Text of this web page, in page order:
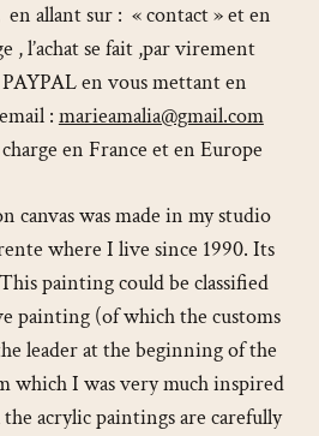
allant sur : « contact » et en
, l’achat se fait ,par virement
en vous mettant en
: marieamalia@gmail.com
en France et en Europe
canvas was made in my studio
where I live since 1990. Its
painting could be classified
painting (of which the customs
leader at the beginning of the
which I was very much inspired
acrylic paintings are carefully